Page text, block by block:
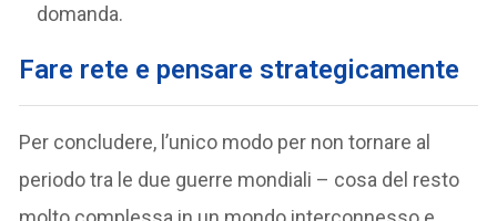
domanda.
Fare rete e pensare strategicamente
Per concludere, l’unico modo per non tornare al
periodo tra le due guerre mondiali – cosa del resto